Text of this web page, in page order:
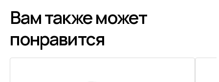
Вам также может
понравится